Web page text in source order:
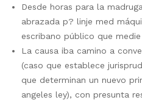
Desde horas para la
abrazada p? linje med
escribano público que
La causa iba camino a
(caso que establece
que determinan un nuevo
angeles ley), con presunta